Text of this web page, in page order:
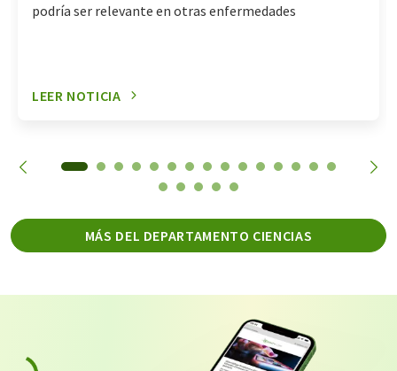
podría ser relevante en otras enfermedades
LEER NOTICIA
MÁS DEL DEPARTAMENTO CIENCIAS